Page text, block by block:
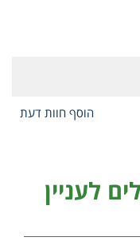
הוסף חוות דעת
לעניין